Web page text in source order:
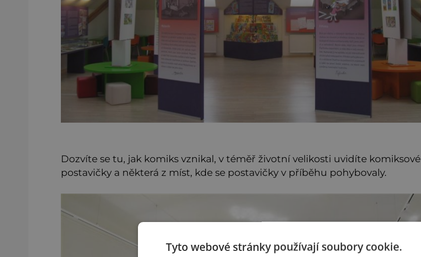
Dozvíte se tu, jak komiks vznikal, v téměř životní velikosti uvidíte komiksové
postavičky a některá z míst, kde se postavičky v příběhu pohybovaly.
Tyto webové stránky používají soubory cookie.